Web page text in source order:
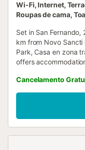
Wi-Fi, Internet,
Roupas de cama,
Set in San
km from Novo Sancti
Park, Casa en zona
offers
Cancelamento